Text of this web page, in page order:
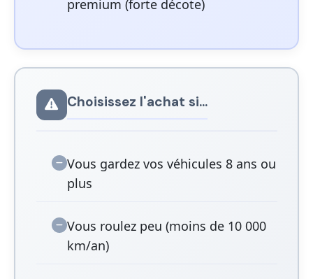
premium (forte décote)
Choisissez l'achat si...
Vous gardez vos véhicules 8 ans ou
plus
Vous roulez peu (moins de 10 000
km/an)